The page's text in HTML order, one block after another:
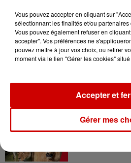
Jeux
Gagnez vos
festival
à Coulon !
pour l'un des
régions !
Vous pouvez accepter en cliquant sur
sélectionnant les finalités et/ou partenaires
Vous pouvez également refuser en
accepter". Vos préférences ne
pouvez mettre à jour vos choix, ou retirer
moment via le lien "Gérer les cookies"
Gérer mes
Accepter et